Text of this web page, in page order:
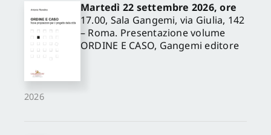
2026
Martedì 22 settembre 2026, ore
17.00, Sala Gangemi, via Giulia, 142
– Roma. Presentazione volume
ORDINE E CASO, Gangemi editore